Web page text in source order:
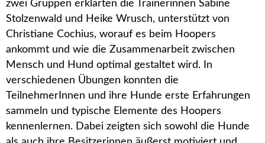
zwei Gruppen erklärten die Trainerinnen Sabine
Stolzenwald und Heike Wrusch, unterstützt von
Christiane Cochius, worauf es beim Hoopers
ankommt und wie die Zusammenarbeit zwischen
Mensch und Hund optimal gestaltet wird. In
verschiedenen Übungen konnten die
TeilnehmerInnen und ihre Hunde erste Erfahrungen
sammeln und typische Elemente des Hoopers
kennenlernen. Dabei zeigten sich sowohl die Hunde